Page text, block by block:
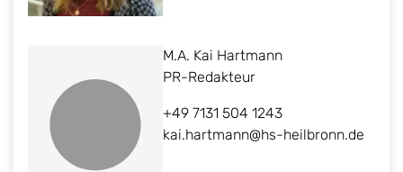
M.A. Kai Hartmann
PR-Redakteur
+49 7131 504 1243
kai.hartmann@hs-heilbronn.de